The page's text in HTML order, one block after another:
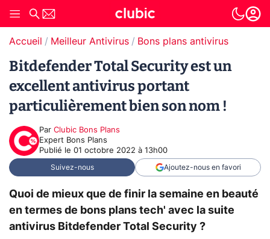
Accueil Meilleur Antivirus Bons plans antivirus
Bitdefender Total Security est un
excellent antivirus portant
particulièrement bien son nom !
Par Clubic Bons Plans
Expert Bons Plans
Publié le 01 octobre 2022 à 13h00
Suivez-nous Ajoutez-nous en favori
Quoi de mieux que de finir la semaine en beauté
en termes de bons plans tech' avec la suite
antivirus Bitdefender Total Security ?